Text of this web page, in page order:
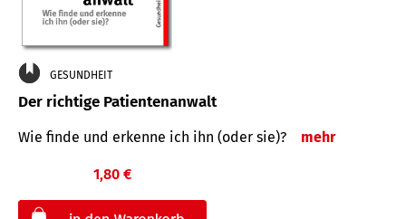
GESUNDHEIT
Der richtige Patientenanwalt
Wie finde und erkenne ich ihn (oder sie)? mehr
1,80 €